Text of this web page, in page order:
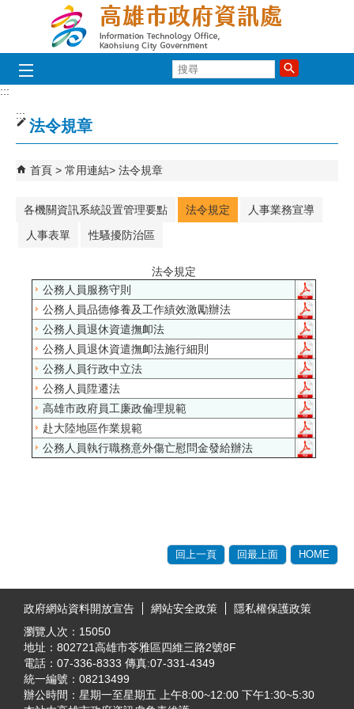
跳到主要內容區塊
尋
:::
:::
法令規章
首頁 常用連結 法令規章
各機關資訊系統設置管理要點 法令規定
人事業務宣導
人事表單
性騷擾防治區
法令規定
公務人員服務守則
公務人員品德修養及工作績效激勵辦法
公務人員退休資遣撫卹法
公務人員退休資遣撫卹法施行細則
公務人員行政中立法
公務人員陞遷法
高雄市政府員工廉政倫理規範
赴大陸地區作業規範
公務人員執行職務意外傷亡慰問金發給辦法
回上一頁 回最上面 HOME
政府網站資料開放宣告
網站安全政策
隱私權保護政策
瀏覽人次： 15050
地址：802721高雄市苓雅區四維三路2號8F
電話：07-336-8333 傳真:07-331-4349
統一編號：08213499
辦公時間：星期一至星期五 上午8:00~12:00 下午1:30~5:30